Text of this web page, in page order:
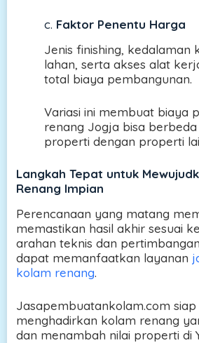
c. Faktor Penentu Harga
Jenis finishing, kedalaman
lahan, serta akses alat
total biaya pembangunan.
Variasi ini membuat biaya
renang Jogja bisa
properti dengan properti
Langkah Tepat untuk
Renang Impian
Perencanaan yang matang
memastikan hasil akhir sesuai
arahan teknis dan
dapat memanfaatkan layanan
kolam renang.
Jasapembuatankolam.com
menghadirkan kolam renang
dan menambah nilai properti di